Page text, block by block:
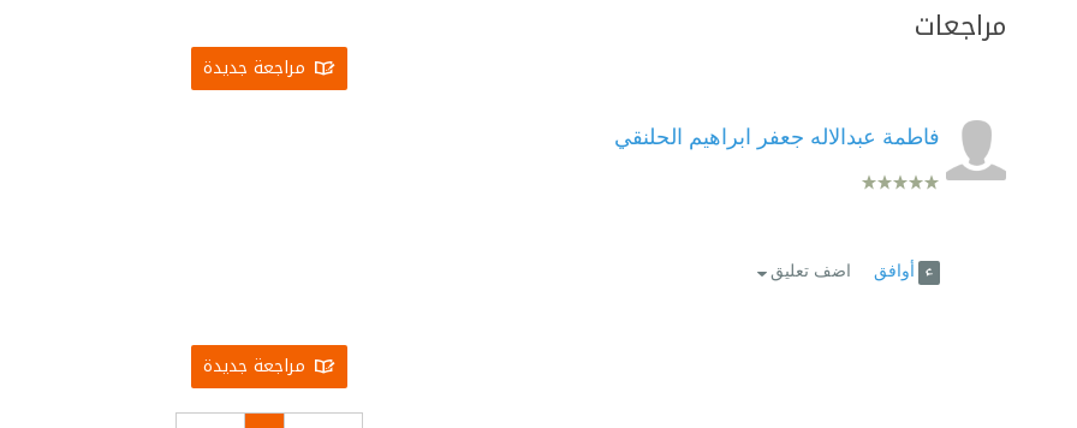
مراجعات
مراجعة جديدة
فاطمة عبدالاله جعفر ابراهيم الحلنقي
أوافق اضف تعليق
مراجعة جديدة